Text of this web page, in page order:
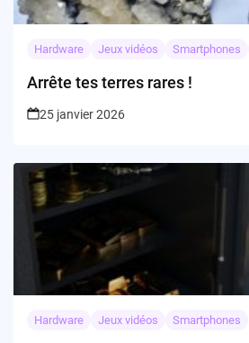
Hardware Jeux vidéos Smartphones
Arrête tes terres rares !
25 janvier 2026
Hardware Jeux vidéos Smartphones